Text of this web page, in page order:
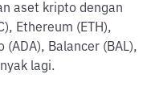
aset kripto dengan
Ethereum (ETH),
(ADA), Balancer (BAL),
lagi.